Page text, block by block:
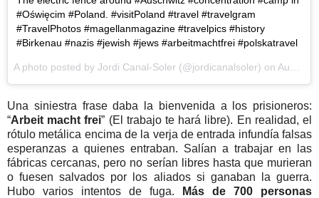
#Oświęcim #Poland. #visitPoland #travel #travelgram
#TravelPhotos #magellanmagazine #travelpics #history
#Birkenau #nazis #jewish #jews #arbeitmachtfrei #polskatravel
A photo posted by Jordi Canal-Soler (@jordicanalsoler) on Aug 23, 2016 at 12:44pm PDT
Una siniestra frase daba la bienvenida a los prisioneros:
“Arbeit macht frei” (El trabajo te hará libre). En realidad, el
rótulo metálica encima de la verja de entrada infundía falsas
esperanzas a quienes entraban. Salían a trabajar en las
fábricas cercanas, pero no serían libres hasta que murieran
o fuesen salvados por los aliados si ganaban la guerra.
Hubo varios intentos de fuga.
Más de 700 personas